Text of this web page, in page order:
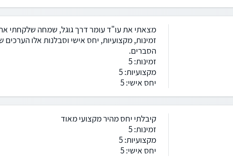
מצאתי את עו"ד עומר דרך גוגל, שמחה שלקחתי את
זמינות, מקצועיות, יחס אישי וסבלנות אלו הערכים
הסברים.
זמינות: 5
מקצועיות: 5
יחס אישי: 5
קיבלתי יחס מהיר מקצועי מאוד
זמינות: 5
מקצועיות: 5
יחס אישי: 5